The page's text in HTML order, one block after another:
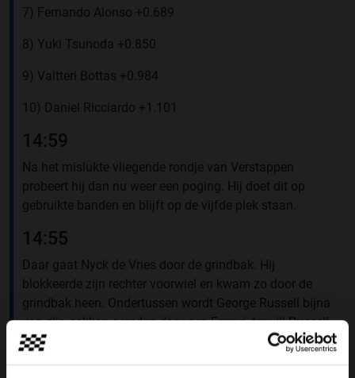
7) Fernando Alonso +0.689
8) Yuki Tsunoda +0.850
9) Valtteri Bottas +0.984
10) Daniel Ricciardo +1.101
14:59
Na het mislukte vliegende rondje van Verstappen
probeert hij dan nu weer een poging. Hij doet dit op
gebruikte banden en blijft op de vijfde plek staan.
14:55
Daar gaat Nyck de Vries door de grindbak. Hij
blokkeerde zijn rechter voorwiel en kwam zo door de
grindbak heen. Ondertussen wordt George Russell bijna
van zijn sokken gereden door een Ferrari, terwijl Russell
in een snelle ronde zat.